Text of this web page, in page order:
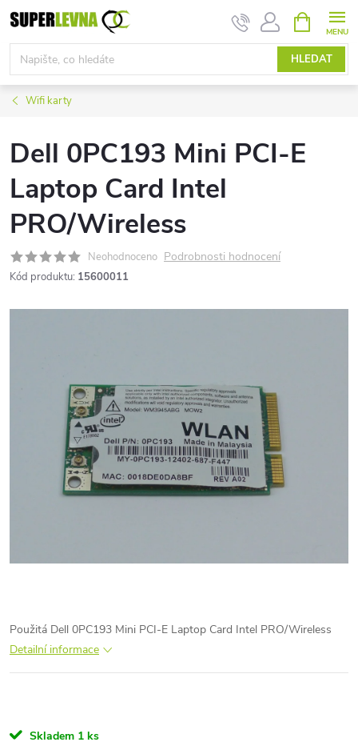
Přejít
na
obsah
HLEDAT
NÁKUPNÍ
KOŠÍK
Wifi karty
Dell 0PC193 Mini PCI-E
Laptop Card Intel
PRO/Wireless
Neohodnoceno Podrobnosti hodnocení
Kód produktu: 15600011
Použitá Dell 0PC193 Mini PCI-E Laptop Card Intel PRO/Wireless
Detailní informace
Skladem 1 ks